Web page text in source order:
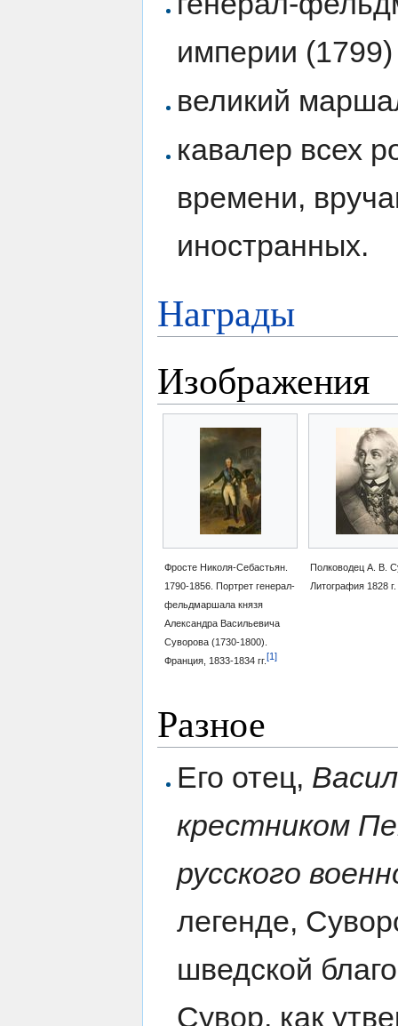
империи (1799)
великий
кавалер всех
времени,
иностранных.
Награды
Изображения
Фросте Николя-Себастьян.
1790-1856. Портрет генерал-
фельдмаршала князя
Александра Васильевича
Суворова (1730-1800).
Франция, 1833-1834 гг.[1]
Полководец А. В.
Литография 1828 г.
Разное
Его отец,
крестником
русского
легенде,
шведской
Сувор, как